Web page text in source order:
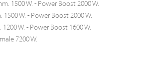
1500 W. - Power Boost 2000 W.
W. - Power Boost 2000 W.
W. - Power Boost 1600 W.
7200 W.